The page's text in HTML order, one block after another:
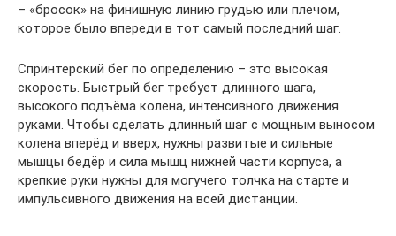
– «бросок» на финишную линию грудью или плечом,
которое было впереди в тот самый последний шаг.
Спринтерский бег по определению – это высокая
скорость. Быстрый бег требует длинного шага,
высокого подъёма колена, интенсивного движения
руками. Чтобы сделать длинный шаг с мощным выносом
колена вперёд и вверх, нужны развитые и сильные
мышцы бедёр и сила мышц нижней части корпуса, а
крепкие руки нужны для могучего толчка на старте и
импульсивного движения на всей дистанции.